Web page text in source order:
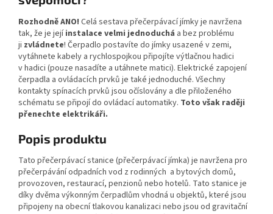
Rozhodně ANO! Celá sestava přečerpávací jímky je navržena
tak, že je jejíinstalace velmi jednoduchá a bez problému
ji zvládnete! Čerpadlo postavíte do jímky usazené v zemi,
vytáhnete kabely a rychlospojkou připojíte výtlačnou hadici
v hadici (pouze nasadíte a utáhnete matici). Elektrické zapojení
čerpadla a ovládacích prvků je také jednoduché. Všechny
kontakty spínacích prvků jsou očíslovány a dle přiloženého
schématu se připojí do ovládací automatiky. Toto však raději
přenechte elektrikáři.
Popis produktu
Tato přečerpávací stanice (přečerpávací jímka) je navržena pro
přečerpávání odpadních vod z rodinných a bytových domů,
provozoven, restaurací, penzionů nebo hotelů. Tato stanice je
díky dvěma výkonným čerpadlům vhodná u objektů, které jsou
připojeny na obecní tlakovou kanalizaci nebo jsou od gravitační